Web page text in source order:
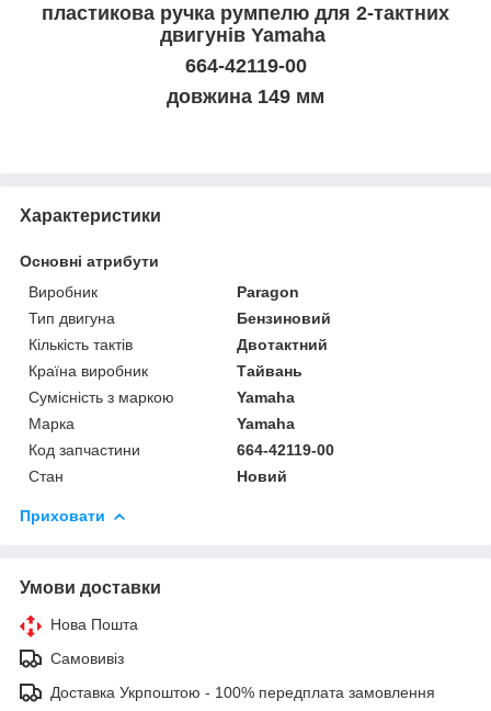
пластикова ручка румпелю для 2-тактних
двигунів Yamaha
664-42119-00
довжина 149 мм
Характеристики
Основні атрибути
Виробник
Paragon
Тип двигуна
Бензиновий
Кількість тактів
Двотактний
Країна виробник
Тайвань
Сумісність з маркою
Yamaha
Марка
Yamaha
Код запчастини
664-42119-00
Стан
Новий
Приховати
Умови доставки
Нова Пошта
Самовивіз
Доставка Укрпоштою - 100% передплата замовлення